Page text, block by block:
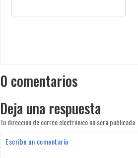
0 comentarios
Deja una respuesta
Tu dirección de correo electrónico no será publicada.